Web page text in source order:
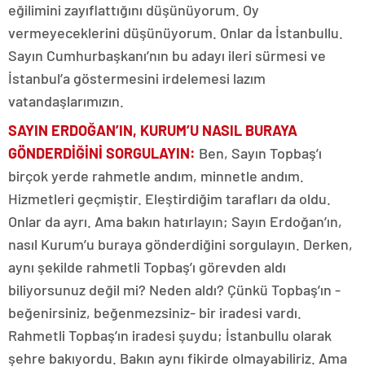
eğilimini zayıflattığını düşünüyorum. Oy
vermeyeceklerini düşünüyorum. Onlar da İstanbullu.
Sayın Cumhurbaşkanı’nın bu adayı ileri sürmesi ve
İstanbul’a göstermesini irdelemesi lazım
vatandaşlarımızın.
SAYIN ERDOĞAN’IN, KURUM’U NASIL BURAYA
GÖNDERDİĞİNİ SORGULAYIN: Ben, Sayın Topbaş’ı
birçok yerde rahmetle andım, minnetle andım.
Hizmetleri geçmiştir. Eleştirdiğim tarafları da oldu.
Onlar da ayrı. Ama bakın hatırlayın; Sayın Erdoğan’ın,
nasıl Kurum’u buraya gönderdiğini sorgulayın. Derken,
aynı şekilde rahmetli Topbaş’ı görevden aldı
biliyorsunuz değil mi? Neden aldı? Çünkü Topbaş’ın -
beğenirsiniz, beğenmezsiniz- bir iradesi vardı.
Rahmetli Topbaş’ın iradesi şuydu; İstanbullu olarak
şehre bakıyordu. Bakın aynı fikirde olmayabiliriz. Ama